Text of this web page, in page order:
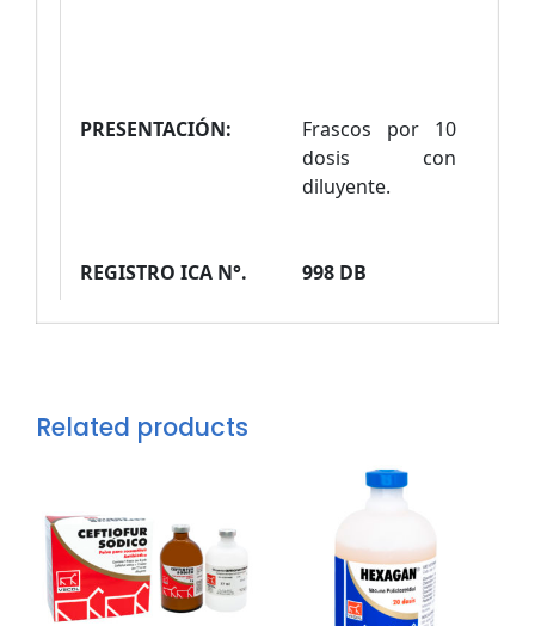
PRESENTACIÓN:
Frascos por 10
dosis con
diluyente.
REGISTRO ICA N°. 998 DB
Related products